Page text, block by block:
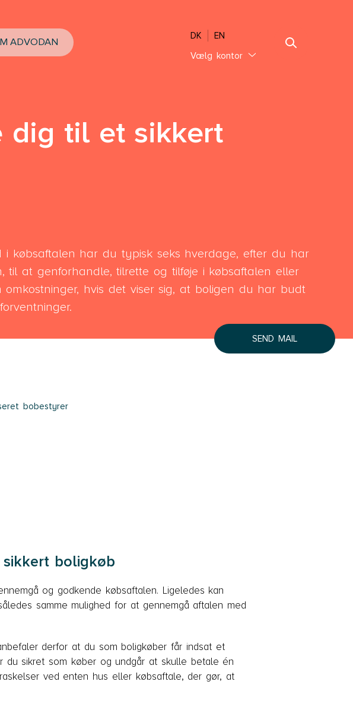
DK
EN
Vælg kontor
Sønderjylland
Thisted
Lolland-Falster
Lyngby Helsingør
Næstved
ADVODAN
til et sikkert
i købsaftalen har du typisk seks hverdage, efter du har
til at genforhandle, tilrette og tilføje i købsaftalen eller
hvis det viser sig, at boligen du har budt
SEND MAIL
bobestyrer
boligkøb
og godkende købsaftalen. Ligeledes kan
samme mulighed for at gennemgå aftalen med
derfor at du som boligkøber får indsat et
du sikret som køber og undgår at skulle betale én
ved enten hus eller købsaftale, der gør, at